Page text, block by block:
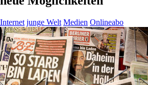
Internet junge Welt Medien Onlineabo